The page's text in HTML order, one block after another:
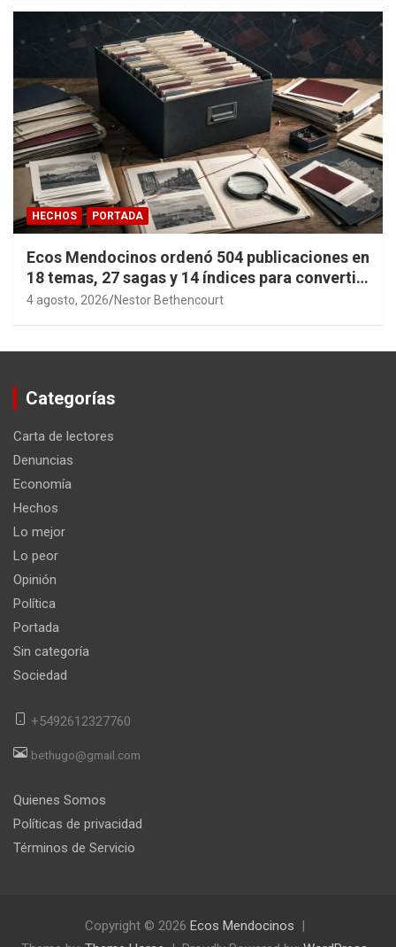
HECHOS PORTADA
Ecos Mendocinos ordenó 504 publicaciones en
18 temas, 27 sagas y 14 índices para convertir
años de investigación en memoria pública
4 agosto, 2026 Nestor Bethencourt
Categorías
Carta de lectores
Denuncias
Economía
Hechos
Lo mejor
Lo peor
Opinión
Política
Portada
Sin categoría
Sociedad
+5492612327760
bethugo@gmail.com
Quienes Somos
Políticas de privacidad
Términos de Servicio
Copyright © 2026 Ecos Mendocinos